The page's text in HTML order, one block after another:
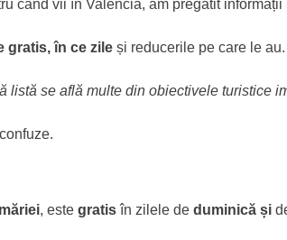
când vii în Valencia, am pregătit
gratis, în ce zile și reducerile pe care le au.
se află multe din obiectivele turistice
, este gratisîn zilele de duminică și